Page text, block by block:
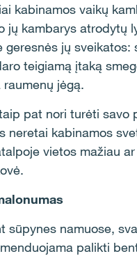
kabinamos vaikų
jų kambarys atrodytų
geresnės jų
teigiamą įtaką
jėgą.
pat nori turėti
neretai kabinamos
vietos mažiau
sūpynes namuose,
palikti